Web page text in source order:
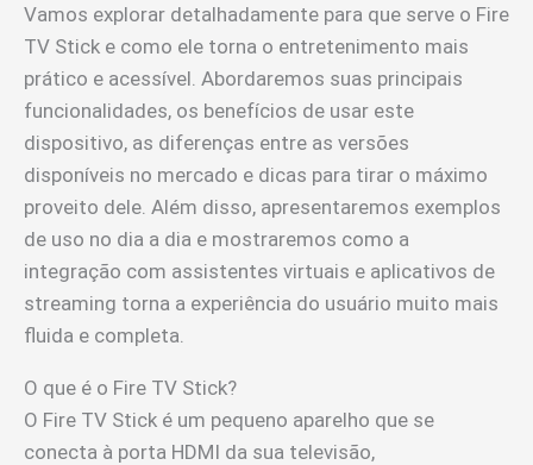
Vamos explorar detalhadamente para que serve o Fire
TV Stick e como ele torna o entretenimento mais
prático e acessível. Abordaremos suas principais
funcionalidades, os benefícios de usar este
dispositivo, as diferenças entre as versões
disponíveis no mercado e dicas para tirar o máximo
proveito dele. Além disso, apresentaremos exemplos
de uso no dia a dia e mostraremos como a
integração com assistentes virtuais e aplicativos de
streaming torna a experiência do usuário muito mais
fluida e completa.
O que é o Fire TV Stick?
O Fire TV Stick é um pequeno aparelho que se
conecta à porta HDMI da sua televisão,